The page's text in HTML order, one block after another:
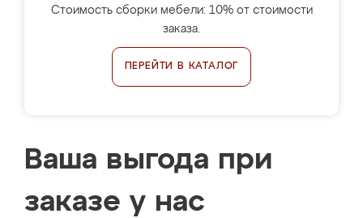
Стоимость сборки мебели: 10% от стоимости
заказа.
ПЕРЕЙТИ В КАТАЛОГ
Ваша выгода при
заказе у нас